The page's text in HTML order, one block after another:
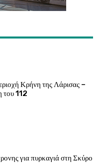
Κρήνη της Λάρισας –
του 112
για πυρκαγιά στη Σκύρο